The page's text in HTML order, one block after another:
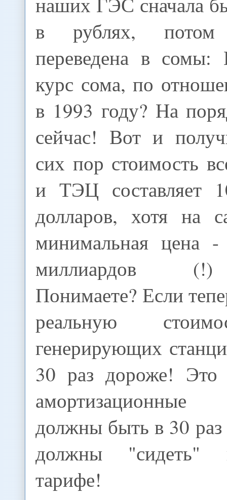
в рублях, потом
переведена в
курс сома, по
в 1993 году? На
сейчас! Вот и
сих пор стоимость
и ТЭЦ составляет
долларов, хотя на
минимальная цена
миллиардов (!)
Понимаете? Если
реальную
генерирующих
30 раз дороже! Это
должны быть в 30
должны "сидеть"
тарифе!